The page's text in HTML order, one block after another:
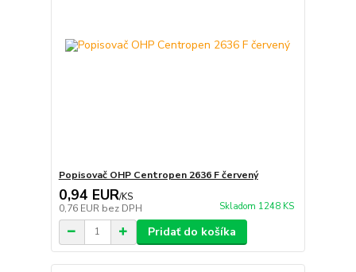
Popisovač OHP Centropen 2636 F červený
0,94 EUR/KS
0,76 EUR bez DPH Skladom 1248 KS
Pridať do košíka